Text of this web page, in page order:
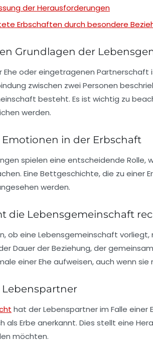
der Herausforderungen
Erbschaften durch besondere
Grundlagen der
Ehe oder eingetragenen
zwischen zwei Personen
besteht. Es ist wichtig zu
werden.
Emotionen in der Erbschaft
spielen eine entscheidende Rolle,
Eine Bettgeschichte, die zu
werden.
die Lebensgemeinschaft
ob eine Lebensgemeinschaft
Dauer der Beziehung, der
einer Ehe aufweisen, auch wenn
hat der Lebenspartner im Falle einer
Erbe anerkannt. Dies stellt eine
möchten.